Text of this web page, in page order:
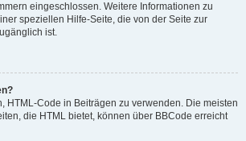
eingeschlossen. Weitere Informationen zu
speziellen Hilfe-Seite, die von der Seite zur
ist.
HTML-Code in Beiträgen zu verwenden. Die meisten
die HTML bietet, können über BBCode erreicht